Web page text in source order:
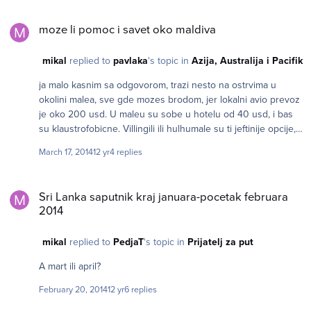
Anydesk i racunar u Srbiji. Mozda to i nije moralo, ali
samo iz Srbije do Tajland. Nije problem sa zadrzavanjima u
nju vracas (objasnjeno u mailu kojim su zahtevali dopunu
vizu su mi odobrili narednog dana. Sve ukupno sa dopunom
3 dana. Na racunu 400-500e, bukirana samo prva noc. I sken
srpske liicne karte sa cipom (ne ocitana, vec obican sken).
moze li pomoc i savet oko maldiva
mikal replied to pavlaka's topic in Azija, Australija i Pacifik
ja malo kasnim sa odgovorom, trazi nesto na ostrvima u
okolini malea, sve gde mozes brodom, jer lokalni avio prevoz
je oko 200 usd. U maleu su sobe u hotelu od 40 usd, i bas
su klaustrofobicne. Villingili ili hulhumale su ti jeftinije opcije,
March 17, 201412 yr4 replies
Sri Lanka saputnik kraj januara-pocetak februara
2014
mikal replied to PedjaT's topic in Prijatelj za put
A mart ili april?
February 20, 201412 yr6 replies